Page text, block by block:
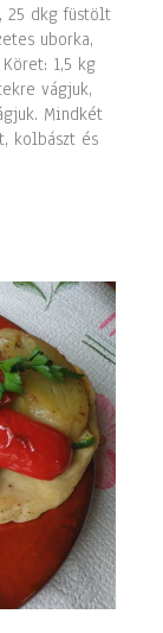
25 dkg füstölt
uborka,
1,5 kg
vágjuk,
Mindkét
kolbászt és